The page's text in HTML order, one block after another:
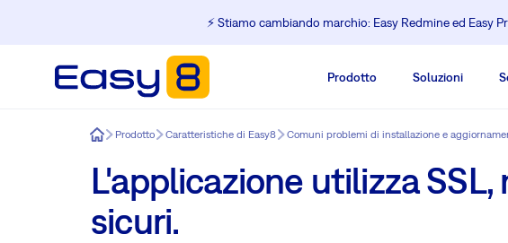
⚡️ Stiamo cambiando marchio: Easy Redmine ed Easy
Prodotto Soluzioni
Easy8Prodotto Caratteristiche di Easy8 Comuni problemi di installazione e
L'applicazione utilizza
sicuri.